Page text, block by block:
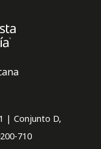
| Conjunto D,
710